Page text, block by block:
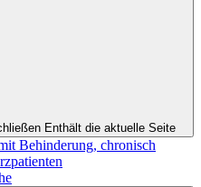
Enthält die aktuelle Seite
Behinderung, chronisch